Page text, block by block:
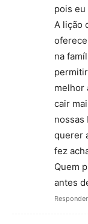
pois eu
A lição
na
melhor
cair
nossas
querer
fez
Quem
antes
Responder